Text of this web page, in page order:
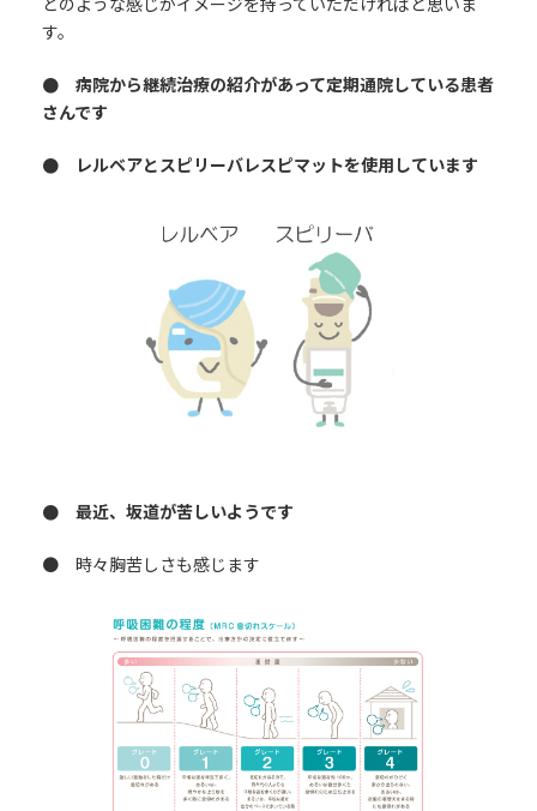
どのような感じかイメージを持っていただければと思いま
す。
● 病院から継続治療の紹介があって定期通院している患者
さんです
● レルベアとスピリーバレスピマットを使用しています
● 最近、坂道が苦しいようです
● 時々胸苦しさも感じます